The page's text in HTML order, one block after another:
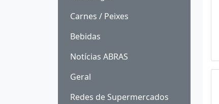
Carnes / Peixes
Bebidas
Notícias ABRAS
Geral
Redes de Supermercados